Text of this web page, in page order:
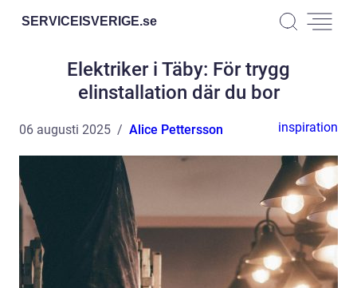
SERVICEISVERIGE.se
Elektriker i Täby: För trygg
elinstallation där du bor
06 augusti 2025 Alice Pettersson inspiration